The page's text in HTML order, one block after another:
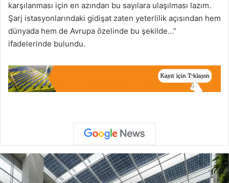
karşılanması için en azından bu sayılara ulaşılması lazım.
Şarj istasyonlarındaki gidişat zaten yeterlilik açısından hem
dünyada hem de Avrupa özelinde bu şekilde…”
ifadelerinde bulundu.